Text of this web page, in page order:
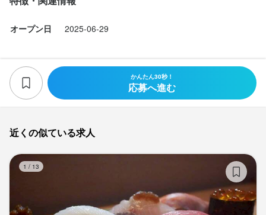
オープン日 2025-06-29
かんたん30秒！
応募へ進む
近くの似ている求人
1 / 13
京都府京都市中京区御幸町通御池上る亀屋町384
最終更新日2025/11/05